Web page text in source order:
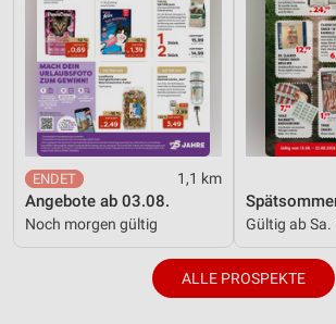
1,1 km
Angebote ab 03.08.
Noch morgen gültig Gültig ab Sa.
ALLE PROSPEKTE